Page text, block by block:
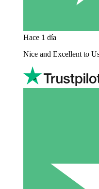
Hace 1 día
Nice and Excellent to